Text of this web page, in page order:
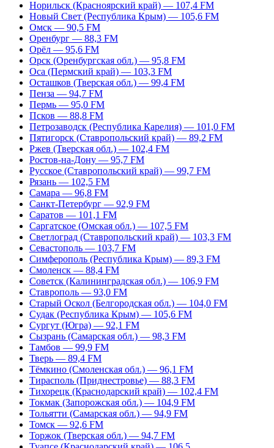
Норильск (Красноярский край) — 107,4 FM
Новый Свет (Республика Крым) — 105,6 FM
Омск — 90,5 FM
Оренбург — 88,3 FM
Орёл — 95,6 FM
Орск (Оренбургская обл.) — 95,8 FM
Оса (Пермский край) — 103,3 FM
Осташков (Тверская обл.) — 99,4 FM
Пенза — 94,7 FM
Пермь — 95,0 FM
Псков — 88,8 FM
Петрозаводск (Республика Карелия) — 101,0 FM
Пятигорск (Ставропольский край) — 89,2 FM
Ржев (Тверская обл.) — 102,4 FM
Ростов-на-Дону — 95,7 FM
Русское (Ставропольский край) — 99,7 FM
Рязань — 102,5 FM
Самара — 96,8 FM
Санкт-Петербург — 92,9 FM
Саратов — 101,1 FM
Саргатское (Омская обл.) — 107,5 FM
Светлоград (Ставропольский край) — 103,3 FM
Севастополь — 103,7 FM
Симферополь (Республика Крым) — 89,3 FM
Смоленск — 88,4 FM
Советск (Калининградская обл.) — 106,9 FM
Ставрополь — 93,0 FM
Старый Оскол (Белгородская обл.) — 104,0 FM
Судак (Республика Крым) — 105,6 FM
Сургут (Югра) — 92,1 FM
Сызрань (Самарская обл.) — 98,3 FM
Тамбов — 99,9 FM
Тверь — 89,4 FM
Тёмкино (Смоленская обл.) — 96,1 FM
Тирасполь (Приднестровье) — 88,3 FM
Тихорецк (Краснодарский край) — 102,4 FM
Токмак (Запорожская обл.) — 104,9 FM
Тольятти (Самарская обл.) — 94,9 FM
Томск — 92,6 FM
Торжок (Тверская обл.) — 94,7 FM